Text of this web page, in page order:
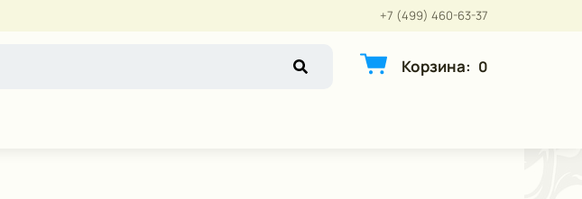
+7 (499) 460-63-37
Корзина: 0